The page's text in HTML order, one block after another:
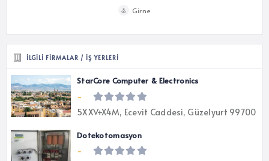
Girne
İLGILI FIRMALAR / İŞ YERLERI
StarCore Computer & Electronics
-
5XXV+X4M, Ecevit Caddesi, Güzelyurt 99700
Dotekotomasyon
-